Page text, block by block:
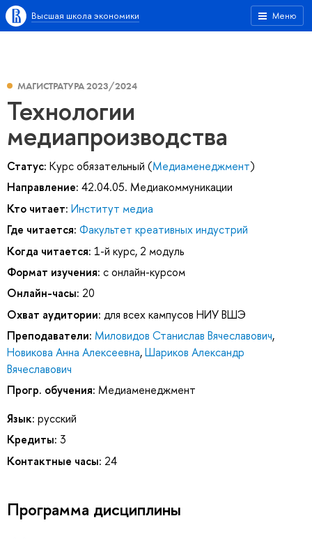
Меню
Высшая школа экономики
МАГИСТРАТУРА 2023/2024
Технологии
медиапроизводства
Статус: Курс обязательный (Медиаменеджмент)
Направление: 42.04.05. Медиакоммуникации
Кто читает: Институт медиа
Где читается: Факультет креативных индустрий
Когда читается: 1-й курс, 2 модуль
Формат изучения: с онлайн-курсом
Онлайн-часы: 20
Охват аудитории: для всех кампусов НИУ ВШЭ
Преподаватели: Миловидов Станислав Вячеславович,
Новикова Анна Алексеевна,Шариков Александр
Вячеславович
Прогр. обучения: Медиаменеджмент
Язык: русский
Кредиты: 3
Контактные часы: 24
Программа дисциплины